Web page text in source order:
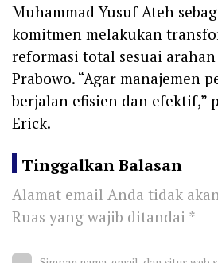
Muhammad Yusuf Ateh
komitmen melakukan
reformasi total sesuai arahan
Prabowo. “Agar manajemen
berjalan efisien dan efektif,”
Erick.
Tinggalkan Balasan
Alamat email Anda tidak
Ruas yang wajib ditandai *